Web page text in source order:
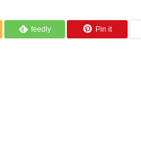
feedly Pin it